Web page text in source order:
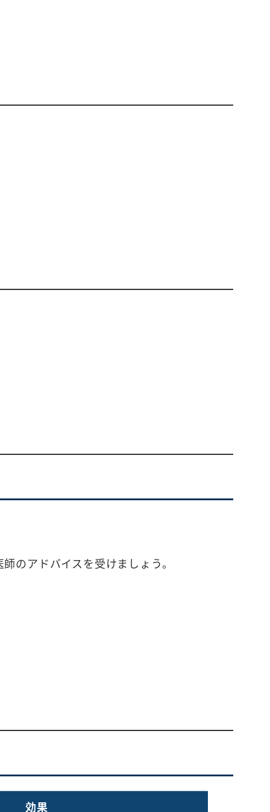
のアドバイスを受けましょう。
効果